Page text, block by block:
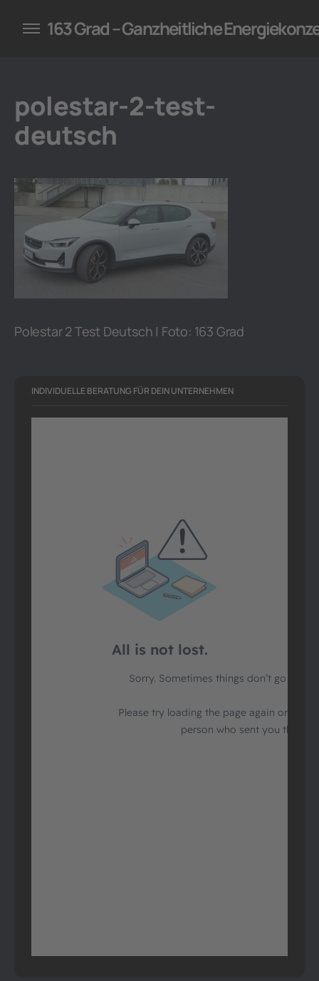
für Unternehmen
163 Grad – Ganzheitliche
polestar-2-test-
deutsch
Polestar 2 Test Deutsch | Foto: 163 Grad
INDIVIDUELLE BERATUNG FÜR DEIN UNTERNEHMEN